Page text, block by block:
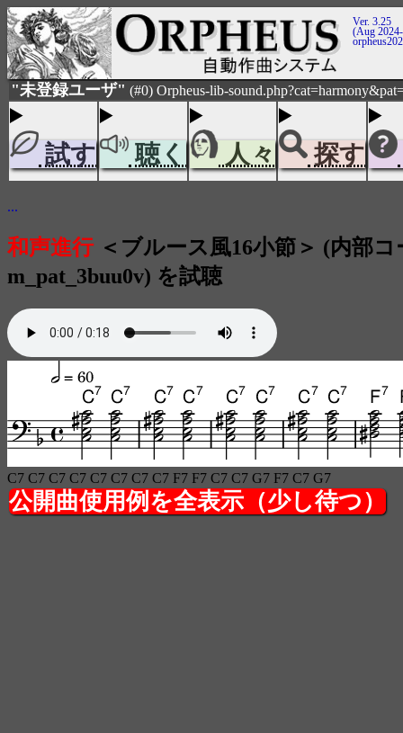
Ver. 3.25
(Aug
"未登録ユーザ" (#0) Orpheus-lib-
試す 聴く 人々 探す
...
和声進行＜ブルース風16小節＞ (内部コ
m_pat_3buu0v) を試聴
C7 C7 C7 C7 C7 C7 C7 C7 F7 F7 C7 C7 G7 F7 C7 G7
公開曲使用例を全表示（少し待つ）